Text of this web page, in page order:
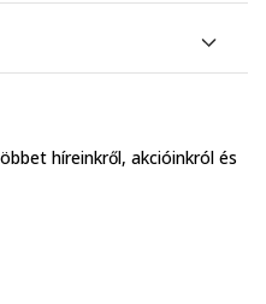
híreinkről, akcióinkról és